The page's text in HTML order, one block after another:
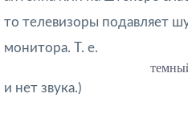
то телевизоры подавляет
монитора. Т. е.
и нет звука.)